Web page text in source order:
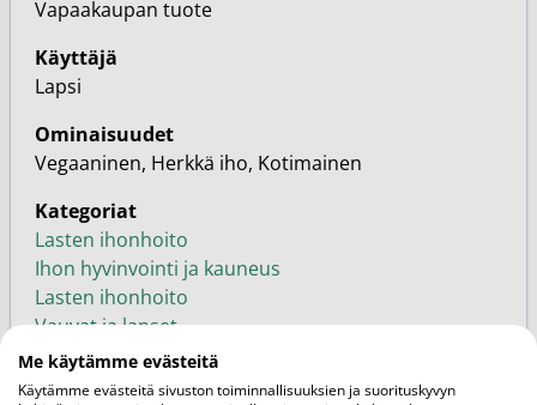
Vapaakaupan tuote
Käyttäjä
Lapsi
Ominaisuudet
Vegaaninen, Herkkä iho, Kotimainen
Kategoriat
Lasten ihonhoito
Ihon hyvinvointi ja kauneus
Lasten ihonhoito
Vauvat ja lapset
Atopik
Tuotemerkit
Me käytämme evästeitä
Käytämme evästeitä sivuston toiminnallisuuksien ja suorituskyvyn